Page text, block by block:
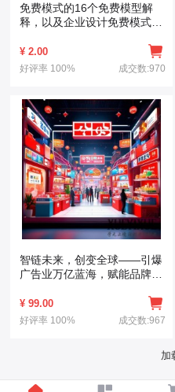
免费模式的16个免费模型解
释，以及企业设计免费模式的
¥2.00
好评率 100% 成交数:970
智链未来，创变全球——引爆
广告业万亿蓝海，赋能品牌
¥99.00
好评率 100% 成交数:967
加